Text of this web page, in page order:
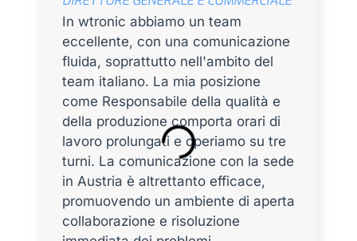
In wtronic abbiamo un team
eccellente, con una comunicazione
fluida, soprattutto nell'ambito del
team italiano. La mia posizione
come Responsabile della qualità e
della produzione comporta orari di
lavoro prolungati e operiamo su tre
turni. La comunicazione con la sede
in Austria è altrettanto efficace,
promuovendo un ambiente di aperta
collaborazione e risoluzione